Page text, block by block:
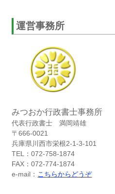
運営事務所
みつおか行政書士事務所
代表行政書士 満岡靖雄
〒666-0021
兵庫県川西市栄根2-1-3-101
TEL：072-758-1874
FAX：072-774-1874
e-mail： こちらからどうぞ